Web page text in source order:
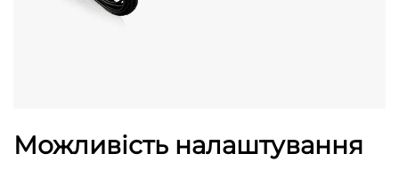
Можливість налаштування